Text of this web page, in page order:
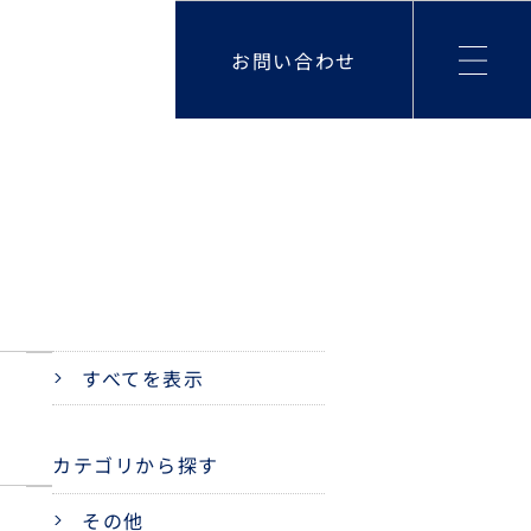
お問い合わせ
すべてを表示
カテゴリから探す
その他